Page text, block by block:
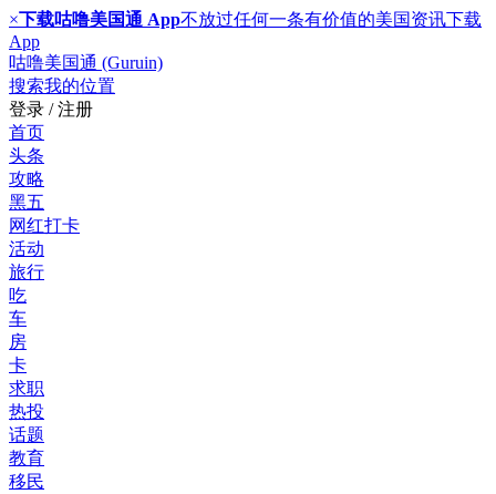
×下载咕噜美国通 App不放过任何一条有价值的美国资讯下载
App
咕噜美国通 (Guruin)
搜索我的位置
登录 / 注册
首页
头条
攻略
黑五
网红打卡
活动
旅行
吃
车
房
卡
求职
热投
话题
教育
移民